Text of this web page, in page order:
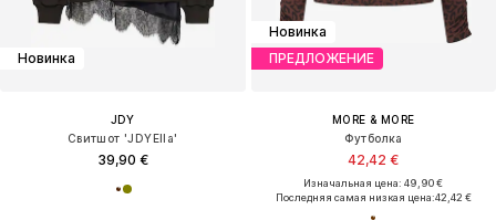
Новинка
JDY
Свитшот 'JDYElla'
39,90 €
Новинка
ПРЕДЛОЖЕНИЕ
MORE & MORE
Футболка
42,42 €
Изначальная цена: 49,90 €
Последняя самая низкая цена:42,42 €